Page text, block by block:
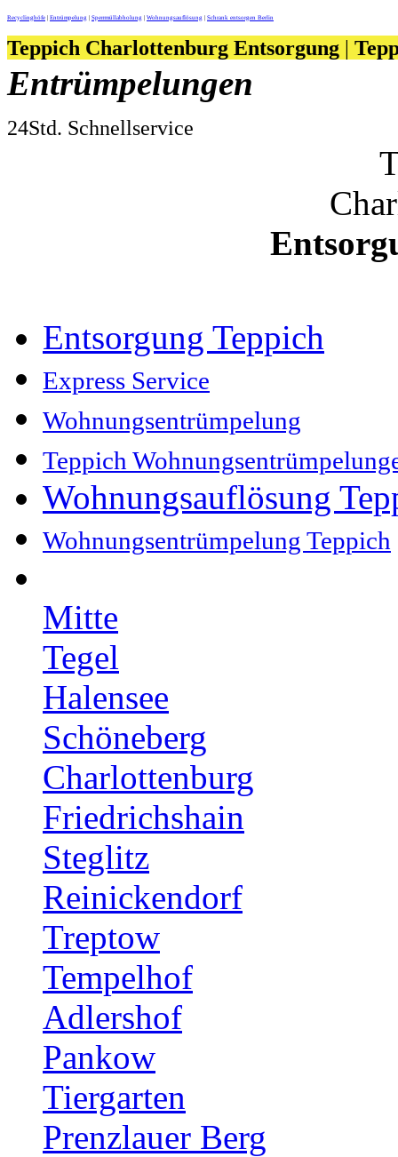
Recyclinghöfe Entrümpelung Sperrmüllabholung Wohnungsauflösung Schrank entsorgen Berlin
Teppich Charlottenburg Entsorgung |
Entrümpelungen
24Std. Schnellservice
Entsorgung Teppich
Express Service
Wohnungsentrümpelung
Teppich
Wohnungsauflösung
Wohnungsentrümpelung Teppich
Mitte
Tegel
Halensee
Schöneberg
Charlottenburg
Friedrichshain
Steglitz
Reinickendorf
Treptow
Tempelhof
Adlershof
Pankow
Tiergarten
Prenzlauer Berg